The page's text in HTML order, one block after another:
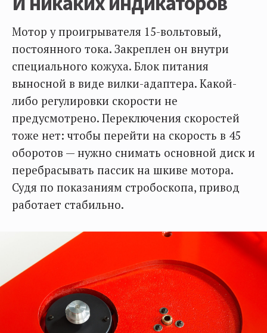
Мотор у проигрывателя 15-вольтовый,
постоянного тока. Закреплен он внутри
специального кожуха. Блок питания
выносной в виде вилки-адаптера. Какой-
либо регулировки скорости не
предусмотрено. Переключения скоростей
тоже нет: чтобы перейти на скорость в 45
оборотов — нужно снимать основной диск и
перебрасывать пассик на шкиве мотора.
Судя по показаниям стробоскопа, привод
работает стабильно.